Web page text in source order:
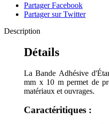
Partager Facebook
Partager sur Twitter
Description
Détails
La Bande Adhésive
mm x 10 m permet de
matériaux et ouvrages.
Caractéritiques :